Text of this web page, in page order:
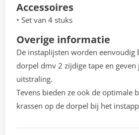
Accessoires
• Set van 4 stuks
Overige informatie
De instaplijsten worden eenvoudig
dorpel dmv 2 zijdige tape en geven
uitstraling.
Tevens bieden ze ook de optimale
krassen op de dorpel bij het